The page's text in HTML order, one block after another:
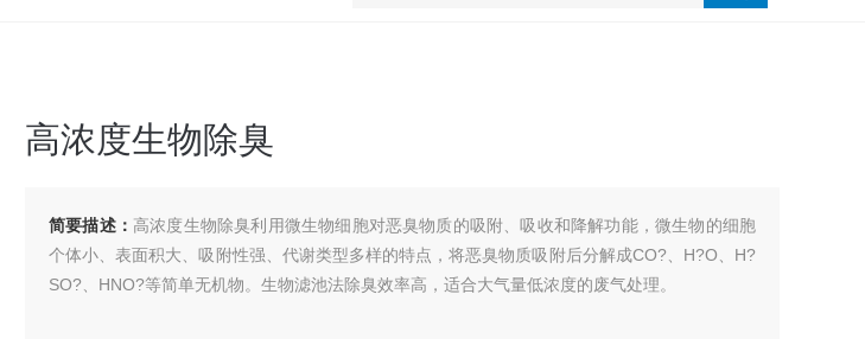
高浓度生物除臭
简要描述： 高浓度生物除臭利用微生物细胞对恶臭物质的吸附、吸收和降解功能，微生物的细胞
个体小、表面积大、吸附性强、代谢类型多样的特点，将恶臭物质吸附后分解成CO?、H?O、H?
SO?、HNO?等简单无机物。生物滤池法除臭效率高，适合大气量低浓度的废气处理。